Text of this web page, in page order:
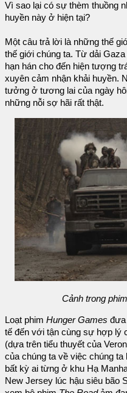
Vì sao lại có sự thèm thuồng
huyền này ở hiện tại?
Một câu trả lời là những thế
thế giới chúng ta. Từ dải
hạn hán cho đến hiện tượng
xuyên cảm nhận khải huyền.
tưởng ở tương lai của ngày
những nỗi sợ hãi rất thật.
Cảnh trong phim
Loạt phim Hunger Games
tế đến với tận cùng sự hợp lý
(dựa trên tiểu thuyết của
của chúng ta về việc chúng
bất kỳ ai từng ở khu Hạ
New Jersey lúc hậu siêu bão